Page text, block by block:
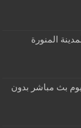
المنورة
بث مباشر بدون